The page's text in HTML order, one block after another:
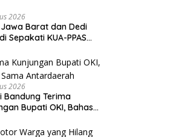
2026
Jawa Barat dan Dedi
Sepakati KUA-PPAS
2026
Bandung Terima
Bupati OKI, Bahas